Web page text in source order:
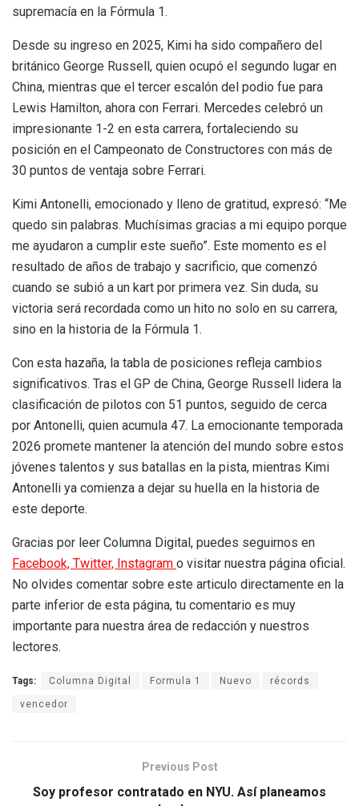
supremacía en la Fórmula 1.
Desde su ingreso en 2025, Kimi ha sido compañero del
británico George Russell, quien ocupó el segundo lugar en
China, mientras que el tercer escalón del podio fue para
Lewis Hamilton, ahora con Ferrari. Mercedes celebró un
impresionante 1-2 en esta carrera, fortaleciendo su
posición en el Campeonato de Constructores con más de
30 puntos de ventaja sobre Ferrari.
Kimi Antonelli, emocionado y lleno de gratitud, expresó: “Me
quedo sin palabras. Muchísimas gracias a mi equipo porque
me ayudaron a cumplir este sueño”. Este momento es el
resultado de años de trabajo y sacrificio, que comenzó
cuando se subió a un kart por primera vez. Sin duda, su
victoria será recordada como un hito no solo en su carrera,
sino en la historia de la Fórmula 1.
Con esta hazaña, la tabla de posiciones refleja cambios
significativos. Tras el GP de China, George Russell lidera la
clasificación de pilotos con 51 puntos, seguido de cerca
por Antonelli, quien acumula 47. La emocionante temporada
2026 promete mantener la atención del mundo sobre estos
jóvenes talentos y sus batallas en la pista, mientras Kimi
Antonelli ya comienza a dejar su huella en la historia de
este deporte.
Gracias por leer Columna Digital, puedes seguirnos en
Facebook, Twitter, Instagram o visitar nuestra página oficial.
No olvides comentar sobre este articulo directamente en la
parte inferior de esta página, tu comentario es muy
importante para nuestra área de redacción y nuestros
lectores.
Tags: Columna Digital Formula 1 Nuevo récords
vencedor
Previous Post
Soy profesor contratado en NYU. Así planeamos